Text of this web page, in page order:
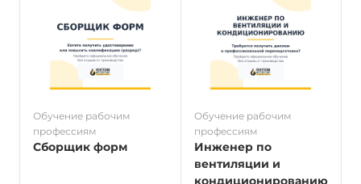
Обучение рабочим
профессиям
Сборщик форм
Обучение рабочим
профессиям
Инженер по
вентиляции и
кондиционированию